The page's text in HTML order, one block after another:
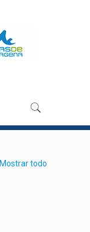
Mostrar todo